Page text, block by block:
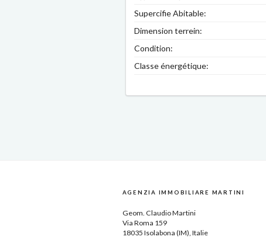
Supercifie Abitable:
Dimension terrein:
Condition:
Classe énergétique:
AGENZIA IMMOBILIARE MARTINI
Geom. Claudio Martini
Via Roma 159
18035 Isolabona (IM), Italie